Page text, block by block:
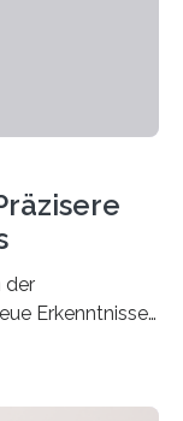
der
Erkenntnisse
Studie,